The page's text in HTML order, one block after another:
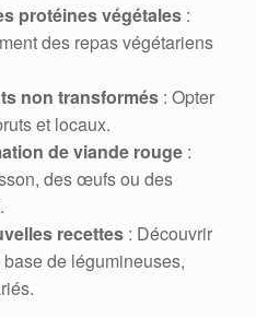
protéines végétales :
des repas végétariens
non transformés : Opter
et locaux.
de viande rouge :
des œufs ou des
recettes : Découvrir
de légumineuses,